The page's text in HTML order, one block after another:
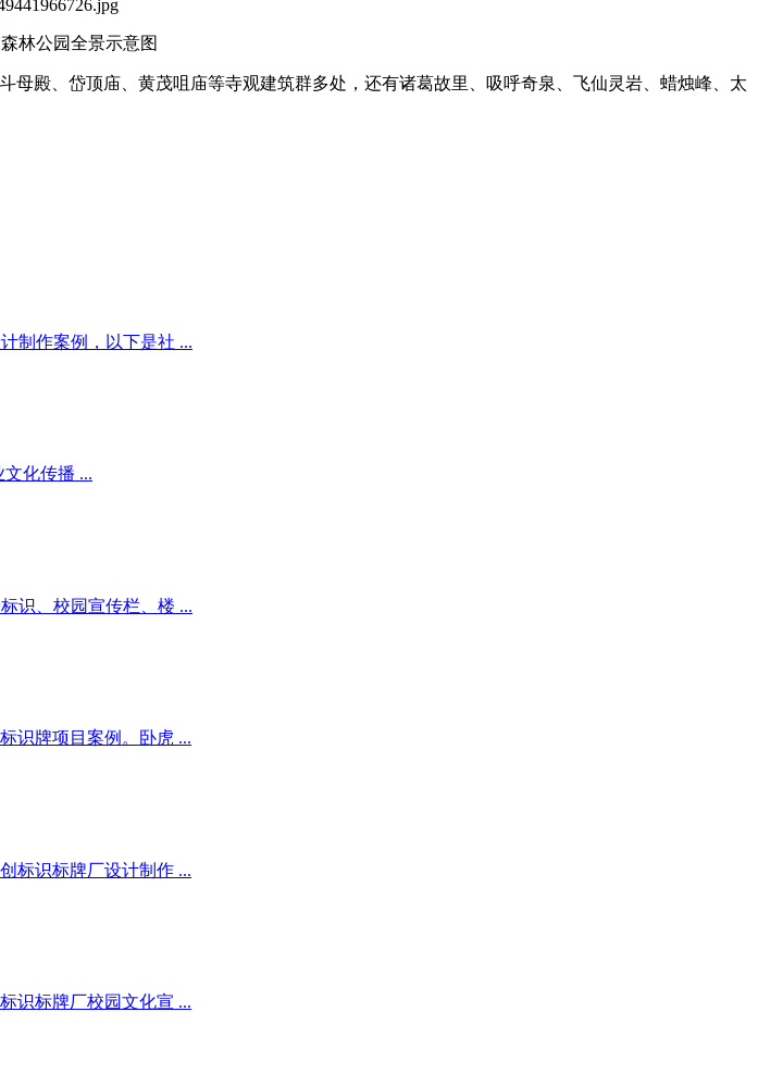
林公园全景示意图
殿、岱顶庙、黄茂咀庙等寺观建筑群多处，还有诸葛故里、吸呼奇泉、飞仙灵岩、蜡烛峰、太
制作案例，以下是社 ...
化传播 ...
识、校园宣传栏、楼 ...
识牌项目案例。卧虎 ...
标识标牌厂设计制作 ...
识标牌厂校园文化宣 ...